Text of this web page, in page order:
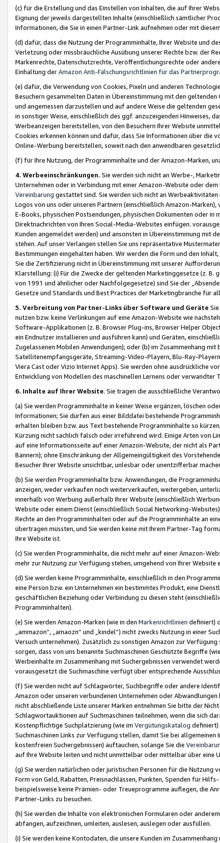
(c) für die Erstellung und das Einstellen von Inhalten, die auf Ihrer
Eignung der jeweils dargestellten Inhalte (einschließlich sämtlicher
Informationen, die Sie in einen Partner-Link aufnehmen oder mit
(d) dafür, dass die Nutzung der Programminhalte, Ihrer Website und
Verletzung oder missbräuchliche Ausübung unserer Rechte bzw. der
Markenrechte, Datenschutzrechte, Veröffentlichungsrechte oder
Einhaltung derAmazon Anti-Fälschungsrichtlinien für das
(e) dafür, die Verwendung von Cookies, Pixeln und anderen
Besuchern gesammelten Daten in Übereinstimmung mit den
und angemessen darzustellen und auf andere Weise die geltenden
in sonstiger Weise, einschließlich des ggf. anzuzeigenden Hinweises,
Werbeanzeigen bereitstellen, von den Besuchern Ihrer Website
Cookies erkennen können und dafür, dass Sie Informationen über die
Online-Werbung bereitstellen, soweit nach den anwendbaren
(f) für Ihre Nutzung, der Programminhalte und der Amazon-Marken,
4. Werbeeinschränkungen. Sie werden sich nicht an Werbe-,
Unternehmen oder in Verbindung mit einer Amazon-Website oder
Vereinbarung gestattet sind. Sie werden sich nicht an
Logos von uns oder unseren Partnern (einschließlich Amazon-
E-Books, physischen Postsendungen, physischen Dokumenten oder in
Direktnachrichten von Ihren Social-Media-Websites einfügen.
Kunden angemeldet werden) und ansonsten in Übereinstimmung mit
stehen. Auf unser Verlangen stellen Sie uns repräsentative
Bestimmungen eingehalten haben. Wir werden die Form und den
Sie die Zertifizierung nicht in Übereinstimmung mit unserer
Klarstellung: (i) Für die Zwecke der geltenden Marketinggesetze (z. B.
von 1991 und ähnlicher oder Nachfolgegesetze) sind Sie der
Gesetze und Standards und Best Practices der Marketingbranche für
5. Verbreitung von Partner-Links über Software und Geräte
nutzen bzw. keine Verlinkungen auf eine Amazon-Website wie
Software-Applikationen (z. B. Browser Plug-ins, Browser Helper
ein Endnutzer installieren und ausführen kann) und Geräten,
Zugelassenen Mobilen Anwendungen); oder (b) im Zusammenhang
Satellitenempfangsgeräte, Streaming-Video-Playern, Blu-Ray-
Viera Cast oder Vizio Internet Apps). Sie werden ohne ausdrückliche
Entwicklung von Modellen des maschinellen Lernens oder
6. Inhalte auf Ihrer Website. Sie tragen die ausschließliche
(a) Sie werden Programminhalte in keiner Weise ergänzen, löschen
Informationen; Sie dürfen aus einer Bilddatei bestehende
erhalten bleiben bzw. aus Text bestehende Programminhalte so
Kürzung nicht sachlich falsch oder irreführend wird. Einige Arten von
auf eine Informationsseite auf einer Amazon-Website, der nicht als
Bannern); ohne Einschränkung der Allgemeingültigkeit des
Besucher Ihrer Website unsichtbar, unlesbar oder unentzifferbar
(b) Sie werden Programminhalte bzw. Anwendungen, die
anzeigen, weder verkaufen noch weiterverkaufen, weitergeben,
innerhalb von Werbung außerhalb Ihrer Website (einschließlich
Website oder einem Dienst (einschließlich Social Networking-
Rechte an den Programminhalten oder auf die Programminhalte an
übertragen müssten, und Sie werden keine mit Ihrem Partner-Tag
Ihre Website ist.
(c) Sie werden Programminhalte, die nicht mehr auf einer Amazon-
mehr zur Nutzung zur Verfügung stehen, umgehend von Ihrer
(d) Sie werden keine Programminhalte, einschließlich in den
eine Person bzw. ein Unternehmen ein bestimmtes Produkt, eine
geschäftlichen Beziehung oder Verbindung zu diesen steht
Programminhalten).
(e) Sie werden Amazon-Marken (wie in den Markenrichtlinien definiert)
„ammazon“, „amaozn“ und „kindel“) nicht zwecks Nutzung in einer
Versuch unternehmen). Zusätzlich zu sonstigen Amazon zur
sorgen, dass von uns benannte Suchmaschinen Geschützte Begriffe
Werbeinhalte im Zusammenhang mit Suchergebnissen verwendet
vorausgesetzt die Suchmaschine verfügt über entsprechende
(f) Sie werden nicht auf Schlagwörter, Suchbegriffe oder andere
Amazon oder unseren verbundenen Unternehmen oder
nicht abschließende Liste unserer Marken entnehmen Sie bitte der
Schlagwortauktionen auf Suchmaschinen teilnehmen, wenn die sich
Kostenpflichtige Suchplatzierung (wie im Vergütungskatalog definiert)
Suchmaschinen Links zur Verfügung stellen, damit Sie bei
kostenfreien Suchergebnissen) auftauchen, solange Sie die
auf Ihre Website leiten und nicht unmittelbar oder mittelbar über eine
(g) Sie werden natürlichen oder juristischen Personen für die Nutzung
Form von Geld, Rabatten, Preisnachlässen, Punkten, Spenden für
beispielsweise keine Prämien- oder Treueprogramme auflegen, die
Partner-Links zu besuchen.
(h) Sie werden die Inhalte von elektronischen Formularen oder
abfangen, aufzeichnen, umleiten, auslesen, auslegen oder ausfüllen.
(i) Sie werden keine Kontodaten, die unsere Kunden im